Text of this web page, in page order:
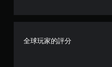
全球玩家的評分